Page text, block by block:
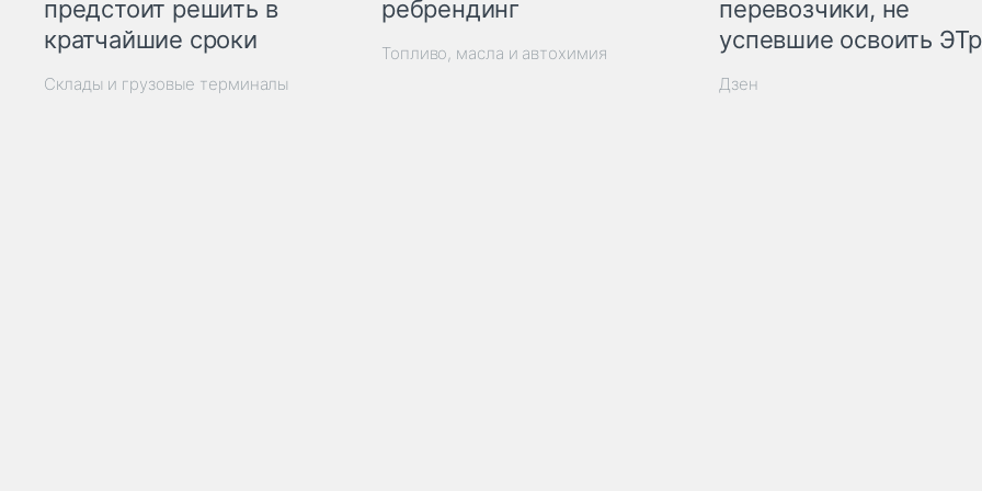
предстоит решить в
кратчайшие сроки
Склады и грузовые терминалы
ребрендинг
Топливо, масла и автохимия
перевозчики, не
успевшие освоить
Дзен